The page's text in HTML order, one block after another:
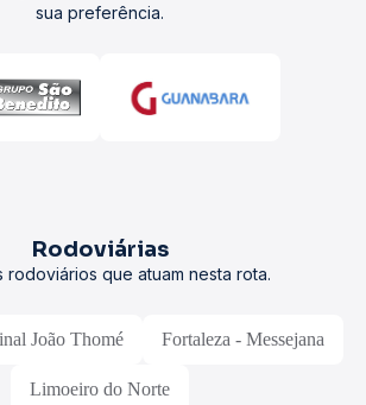
sua preferência.
Rodoviárias
rodoviários que atuam nesta rota.
João Thomé Fortaleza - Messejana
Limoeiro do Norte